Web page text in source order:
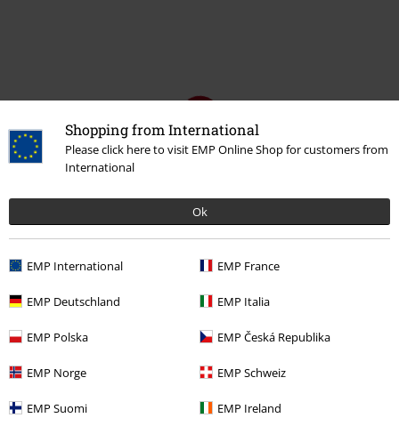
Shopping from International
Please click here to visit EMP Online Shop for customers from
International
Ok
EMP International EMP France
EMP Deutschland EMP Italia
EMP Polska EMP Česká Republika
EMP Norge EMP Schweiz
EMP Suomi EMP Ireland
Naposledy navštívené